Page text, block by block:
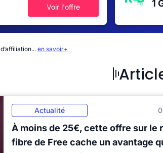
Voir l'offre 1
en savoir+
Actualité
À moins de 25€, cette offre sur le
fibre de Free cache un avantage